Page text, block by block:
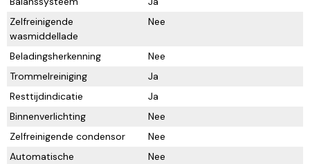
Zelfreinigende
wasmiddellade
Nee
Beladingsherkenning
Nee
Trommelreiniging
Ja
Resttijdindicatie
Ja
Binnenverlichting
Nee
Zelfreinigende condensor
Nee
Automatische
Nee